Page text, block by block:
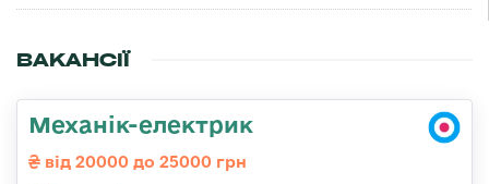
ВАКАНСІЇ
Механік-електрик
від 20000 до 25000 грн